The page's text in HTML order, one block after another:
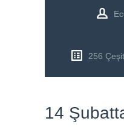
İLETİŞİM
256
14